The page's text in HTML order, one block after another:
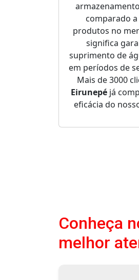
comparado
produtos no
significa
suprimento de
em períodos de
Mais de 3000
Eirunepé já
eficácia do
Conheça
melhor